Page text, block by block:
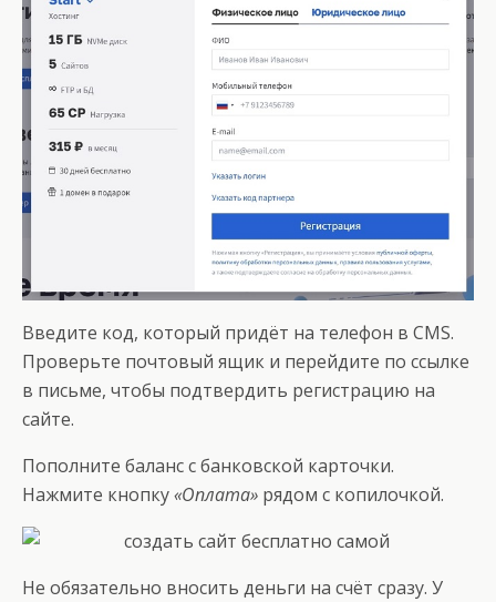
Введите код, который придёт на телефон в CMS.
Проверьте почтовый ящик и перейдите по ссылке
в письме, чтобы подтвердить регистрацию на
сайте.
Пополните баланс с банковской карточки.
Нажмите кнопку«Оплата» рядом с копилочкой.
Не обязательно вносить деньги на счёт сразу. У